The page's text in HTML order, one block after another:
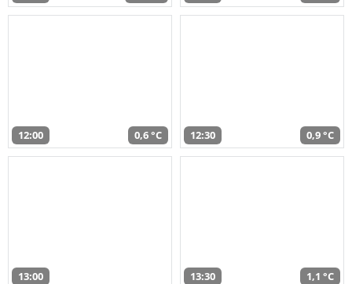
12:00 0,6 °C 12:30 0,9 °C
13:00 13:30 1,1 °C